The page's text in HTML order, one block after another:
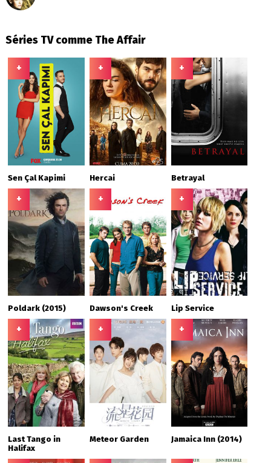
Séries TV comme The Affair
+
Sen Çal Kapimi
+
Hercai
+
Betrayal
+
Poldark (2015)
+
Dawson's Creek
+
Lip Service
+
Last Tango in
Halifax
+
Meteor Garden
+
Jamaica Inn (2014)